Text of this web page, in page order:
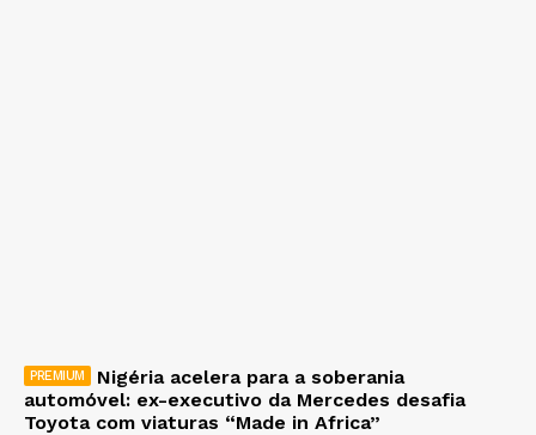
Nigéria acelera para a soberania
automóvel: ex-executivo da Mercedes desafia
Toyota com viaturas “Made in Africa”